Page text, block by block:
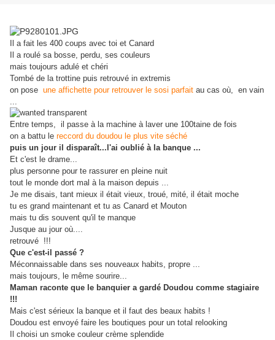
Il a fait les 400 coups avec toi et Canard
Il a roulé sa bosse, perdu, ses couleurs
mais toujours adulé et chéri
Tombé de la trottine puis retrouvé in extremis
on pose une affichette pour retrouver le sosi parfait au cas où, en vain
...
Entre temps, il passe à la machine à laver une 100taine de fois
on a battu le reccord du doudou le plus vite séché
puis un jour il disparaît...l'ai oublié à la banque ...
Et c'est le drame...
plus personne pour te rassurer en pleine nuit
tout le monde dort mal à la maison depuis ...
Je me disais, tant mieux il était vieux, troué, mité, il était moche
tu es grand maintenant et tu as Canard et Mouton
mais tu dis souvent qu'il te manque
Jusque au jour où....
retrouvé !!!
Que c'est-il passé ?
Méconnaissable dans ses nouveaux habits, propre ...
mais toujours, le même sourire...
Maman raconte que le banquier a gardé Doudou comme stagiaire
!!!
Mais c'est sérieux la banque et il faut des beaux habits !
Doudou est envoyé faire les boutiques pour un total relooking
Il choisi un smoke couleur crème splendide